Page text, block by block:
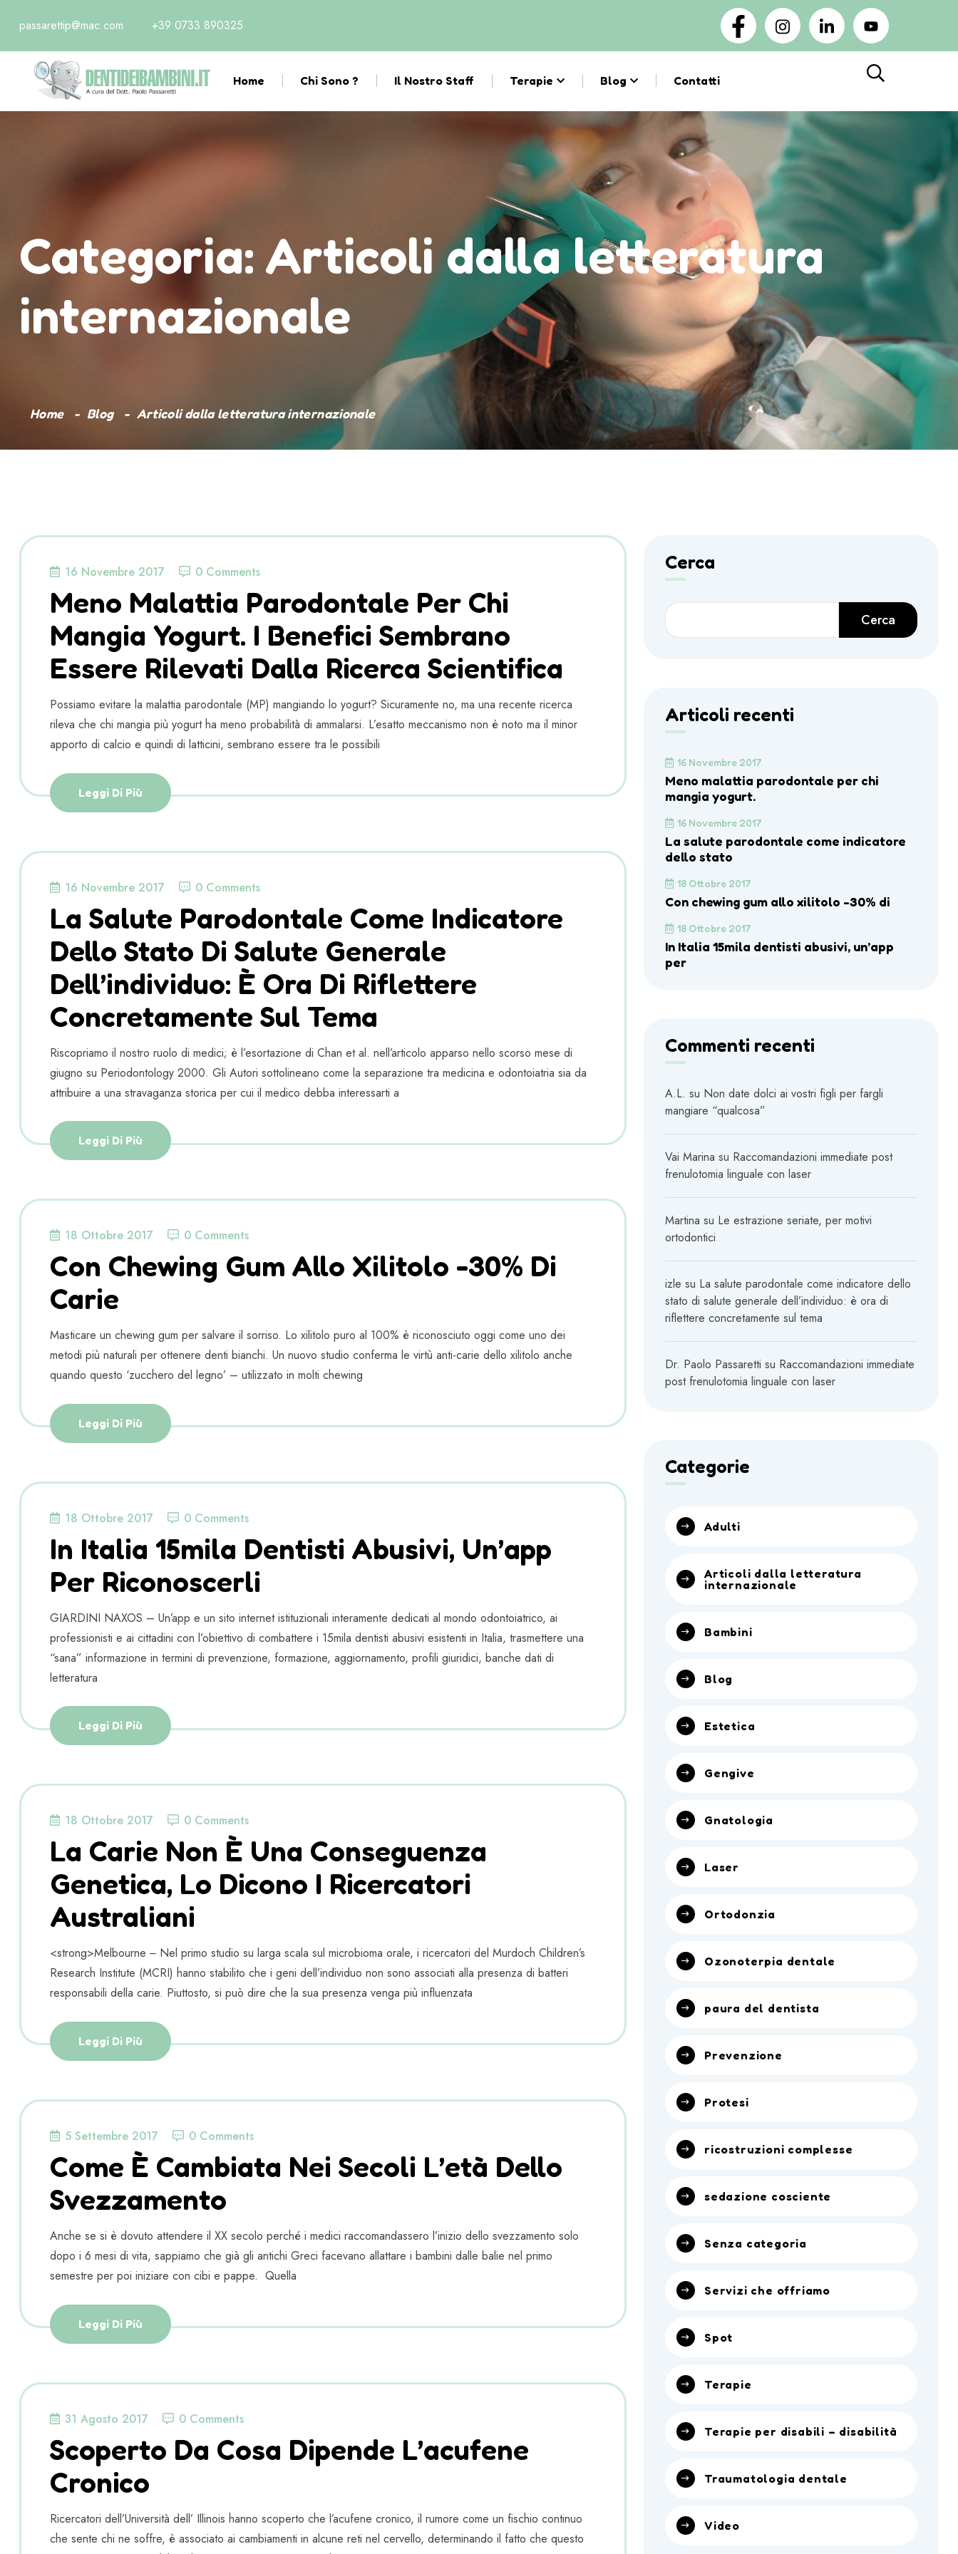
passarettip@mac.com +39 0733 890325
Home Chi Sono ? Il Nostro Staff Terapie Blog Contatti
Categoria: Articoli dalla letteratura
internazionale
Home Blog Articoli dalla letteratura internazionale
16 Novembre 2017 0 Comments
Meno Malattia Parodontale Per Chi
Mangia Yogurt. I Benefici Sembrano
Essere Rilevati Dalla Ricerca Scientifica
Possiamo evitare la malattia parodontale (MP) mangiando lo yogurt? Sicuramente no, ma una recente ricerca
rileva che chi mangia più yogurt ha meno probabilità di ammalarsi. L’esatto meccanismo non è noto ma il minor
apporto di calcio e quindi di latticini, sembrano essere tra le possibili
Leggi Di Più
16 Novembre 2017 0 Comments
La Salute Parodontale Come Indicatore
Dello Stato Di Salute Generale
Dell’individuo: È Ora Di Riflettere
Concretamente Sul Tema
Riscopriamo il nostro ruolo di medici; è l’esortazione di Chan et al. nell’articolo apparso nello scorso mese di
giugno su Periodontology 2000. Gli Autori sottolineano come la separazione tra medicina e odontoiatria sia da
attribuire a una stravaganza storica per cui il medico debba interessarti a
Leggi Di Più
18 Ottobre 2017 0 Comments
Con Chewing Gum Allo Xilitolo -30% Di
Carie
Masticare un chewing gum per salvare il sorriso. Lo xilitolo puro al 100% è riconosciuto oggi come uno dei
metodi più naturali per ottenere denti bianchi. Un nuovo studio conferma le virtù anti-carie dello xilitolo anche
quando questo ‘zucchero del legno’ – utilizzato in molti chewing
Leggi Di Più
18 Ottobre 2017 0 Comments
In Italia 15mila Dentisti Abusivi, Un’app
Per Riconoscerli
GIARDINI NAXOS – Un’app e un sito internet istituzionali interamente dedicati al mondo odontoiatrico, ai
professionisti e ai cittadini con l’obiettivo di combattere i 15mila dentisti abusivi esistenti in Italia, trasmettere una
“sana” informazione in termini di prevenzione, formazione, aggiornamento, profili giuridici, banche dati di
letteratura
Leggi Di Più
18 Ottobre 2017 0 Comments
La Carie Non È Una Conseguenza
Genetica, Lo Dicono I Ricercatori
Australiani
<strong>Melbourne ‒ Nel primo studio su larga scala sul microbioma orale, i ricercatori del Murdoch Children’s
Research Institute (MCRI) hanno stabilito che i geni dell’individuo non sono associati alla presenza di batteri
responsabili della carie. Piuttosto, si può dire che la sua presenza venga più influenzata
Leggi Di Più
5 Settembre 2017 0 Comments
Come È Cambiata Nei Secoli L’età Dello
Svezzamento
Anche se si è dovuto attendere il XX secolo perché i medici raccomandassero l’inizio dello svezzamento solo
dopo i 6 mesi di vita, sappiamo che già gli antichi Greci facevano allattare i bambini dalle balie nel primo
semestre per poi iniziare con cibi e pappe. Quella
Leggi Di Più
31 Agosto 2017 0 Comments
Scoperto Da Cosa Dipende L’acufene
Cronico
Ricercatori dell’Università dell’ Illinois hanno scoperto che l’acufene cronico, il rumore come un fischio continuo
che sente chi ne soffre, è associato ai cambiamenti in alcune reti nel cervello, determinando il fatto che questo
Cerca
Cerca
Articoli recenti
16 Novembre 2017
Meno malattia parodontale per chi
mangia yogurt.
16 Novembre 2017
La salute parodontale come indicatore
dello stato
18 Ottobre 2017
Con chewing gum allo xilitolo -30% di
18 Ottobre 2017
In Italia 15mila dentisti abusivi, un’app
per
Commenti recenti
A.L. su Non date dolci ai vostri figli per fargli
mangiare “qualcosa”
Vai Marina su Raccomandazioni immediate post
frenulotomia linguale con laser
Martina su Le estrazione seriate, per motivi
ortodontici
izle su La salute parodontale come indicatore dello
stato di salute generale dell’individuo: è ora di
riflettere concretamente sul tema
Dr. Paolo Passaretti su Raccomandazioni immediate
post frenulotomia linguale con laser
Categorie
Adulti
Articoli dalla letteratura
internazionale
Bambini
Blog
Estetica
Gengive
Gnatologia
Laser
Ortodonzia
Ozonoterpia dentale
paura del dentista
Prevenzione
Protesi
ricostruzioni complesse
sedazione cosciente
Senza categoria
Servizi che offriamo
Spot
Terapie
Terapie per disabili – disabilità
Traumatologia dentale
Video